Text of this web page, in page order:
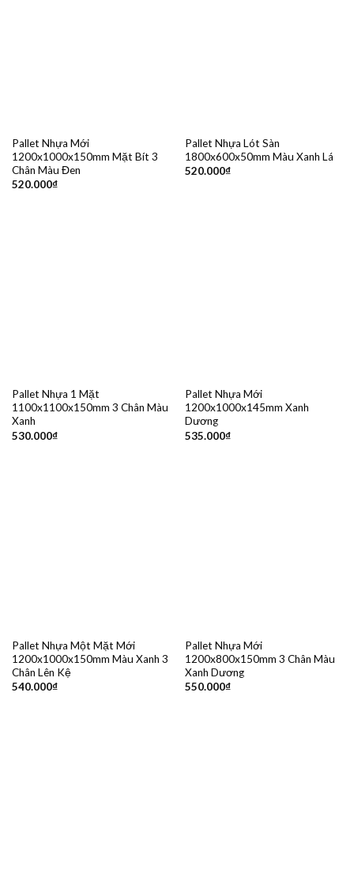
Pallet Nhựa Mới
1200x1000x150mm Mặt Bít 3
Chân Màu Đen
520.000₫
Pallet Nhựa Lót Sàn
1800x600x50mm Màu Xanh Lá
520.000₫
Pallet Nhựa 1 Mặt
1100x1100x150mm 3 Chân Màu
Xanh
530.000₫
Pallet Nhựa Mới
1200x1000x145mm Xanh
Dương
535.000₫
Pallet Nhựa Một Mặt Mới
1200x1000x150mm Màu Xanh 3
Chân Lên Kệ
540.000₫
Pallet Nhựa Mới
1200x800x150mm 3 Chân Màu
Xanh Dương
550.000₫